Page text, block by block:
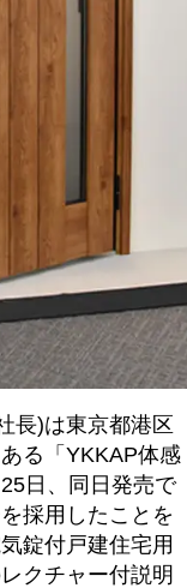
長)は東京都港区
る「YKKAP体感
日、同日発売で
採用したことを
錠付戸建住宅用
クチャー付説明